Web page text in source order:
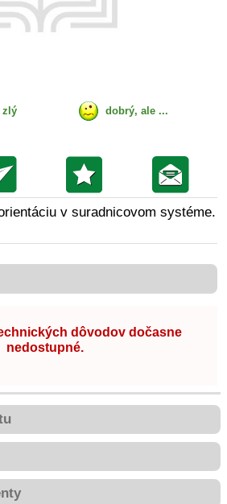
zlý dobrý, ale ...
v suradnicovom systéme.
dôvodov dočasne
nedostupné.